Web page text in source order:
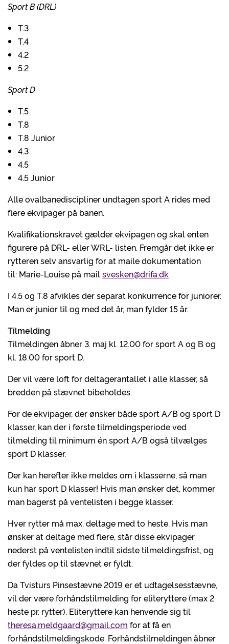
Sport B (DRL)
T.3
T.4
4.2
5.2
Sport D
T.5
T.8
T.8 Junior
4.3
4.5
4.5 Junior
Alle ovalbanediscipliner undtagen sport A rides med
flere ekvipager på banen.
Kvalifikationskravet gælder ekvipagen og skal enten
figurere på DRL- eller WRL- listen. Fremgår det ikke er
rytteren selv ansvarlig for at maile dokumentation
til: Marie-Louise på mailsvesken@drifa.dk
I 4.5 og T.8 afvikles der separat konkurrence for juniorer.
Man er junior til og med det år, man fylder 15 år.
Tilmelding
Tilmeldingen åbner 3. maj kl. 12.00 for sport A og B og
kl. 18.00 for sport D.
Der vil være loft for deltagerantallet i alle klasser, så
bredden på stævnet bibeholdes.
For de ekvipager, der ønsker både sport A/B og sport D
klasser, kan der i første tilmeldingsperiode ved
tilmelding til minimum én sport A/B også tilvælges
sport D klasser.
Der kan herefter ikke meldes om i klasserne, så man
kun har sport D klasser! Hvis man ønsker det, kommer
man bagerst på ventelisten i begge klasser.
Hver rytter må max. deltage med to heste. Hvis man
ønsker at deltage med flere, står disse ekvipager
nederst på ventelisten indtil sidste tilmeldingsfrist, og
der fyldes op til stævnet er fyldt.
Da Tvisturs Pinsestævne 2019 er et udtagelsesstævne,
vil der være forhåndstilmelding for eliteryttere (max 2
heste pr. rytter). Eliteryttere kan henvende sig til
theresa.meldgaard@gmail.com for at få en
forhåndstilmeldingskode. Forhåndstilmeldingen åbner